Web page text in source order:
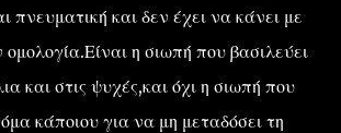
πνευματική και δεν έχει να κάνει με
ομολογία.Είναι η σιωπή που βασιλεύει
και στις ψυχές,και όχι η σιωπή που
κάποιου για να μη μεταδόσει τη